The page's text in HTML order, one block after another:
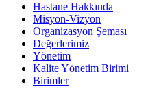
Hastane Hakkında
Misyon-Vizyon
Organizasyon Şeması
Değerlerimiz
Yönetim
Kalite Yönetim Birimi
Birimler